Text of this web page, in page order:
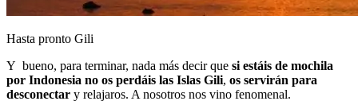
Hasta pronto Gili
Y bueno, para terminar, nada más decir que si estáis de mochila
por Indonesia no os perdáis las Islas Gili, os servirán para
desconectar y relajaros. A nosotros nos vino fenomenal.